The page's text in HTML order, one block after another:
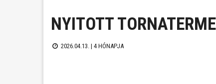
NYITOTT
2026.04.13. | 4 HÓNAPJA